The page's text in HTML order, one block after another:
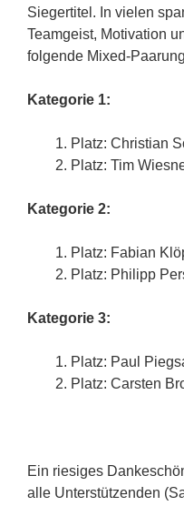
Siegertitel. In vielen
Teamgeist, Motivation
folgende Mixed-
Kategorie 1:
Platz: Christian
Platz: Tim
Kategorie 2:
Platz: Fabian
Platz: Philipp
Kategorie 3:
Platz: Paul
Platz: Carsten
Ein riesiges
alle Unterstützenden